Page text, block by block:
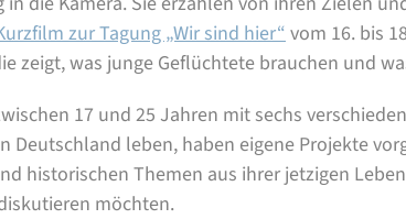
zur Tagung „Wir sind hier“ vom 16. bis
zeigt, was junge Geflüchtete brauchen und
17 und 25 Jahren mit sechs
Deutschland leben, haben eigene Projekte
historischen Themen aus ihrer jetzigen
möchten.